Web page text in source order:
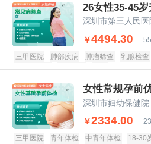
26女性35-45
深圳市第三人民
￥4494.30
三甲医院 肺部疾病 肿瘤筛查 乳腺检查
甲状腺疾病
颈腰椎病 女士
女性常规孕前
深圳市妇幼保健院
￥2334.00
三甲医院 青年体检 中青年体检 18-30